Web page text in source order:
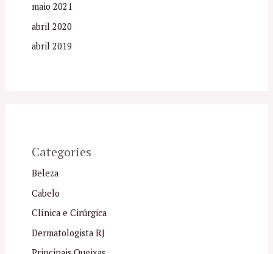
maio 2021
abril 2020
abril 2019
Categories
Beleza
Cabelo
Clínica e Cirúrgica
Dermatologista RJ